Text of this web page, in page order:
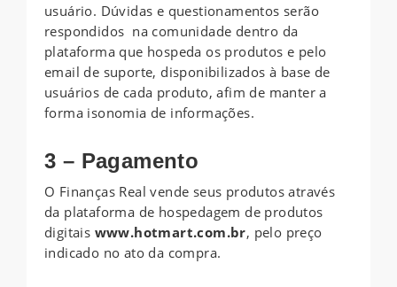
usuário. Dúvidas e questionamentos serão
respondidos na comunidade dentro da
plataforma que hospeda os produtos e pelo
email de suporte, disponibilizados à base de
usuários de cada produto, afim de manter a
forma isonomia de informações.
3 – Pagamento
O Finanças Real vende seus produtos através
da plataforma de hospedagem de produtos
digitais www.hotmart.com.br, pelo preço
indicado no ato da compra.